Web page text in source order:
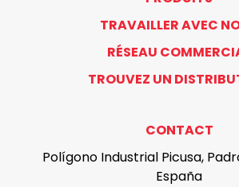
TRAVAILLER AVEC
RÉSEAU
TROUVEZ UN
CONTACT
Polígono Industrial Picusa,
España